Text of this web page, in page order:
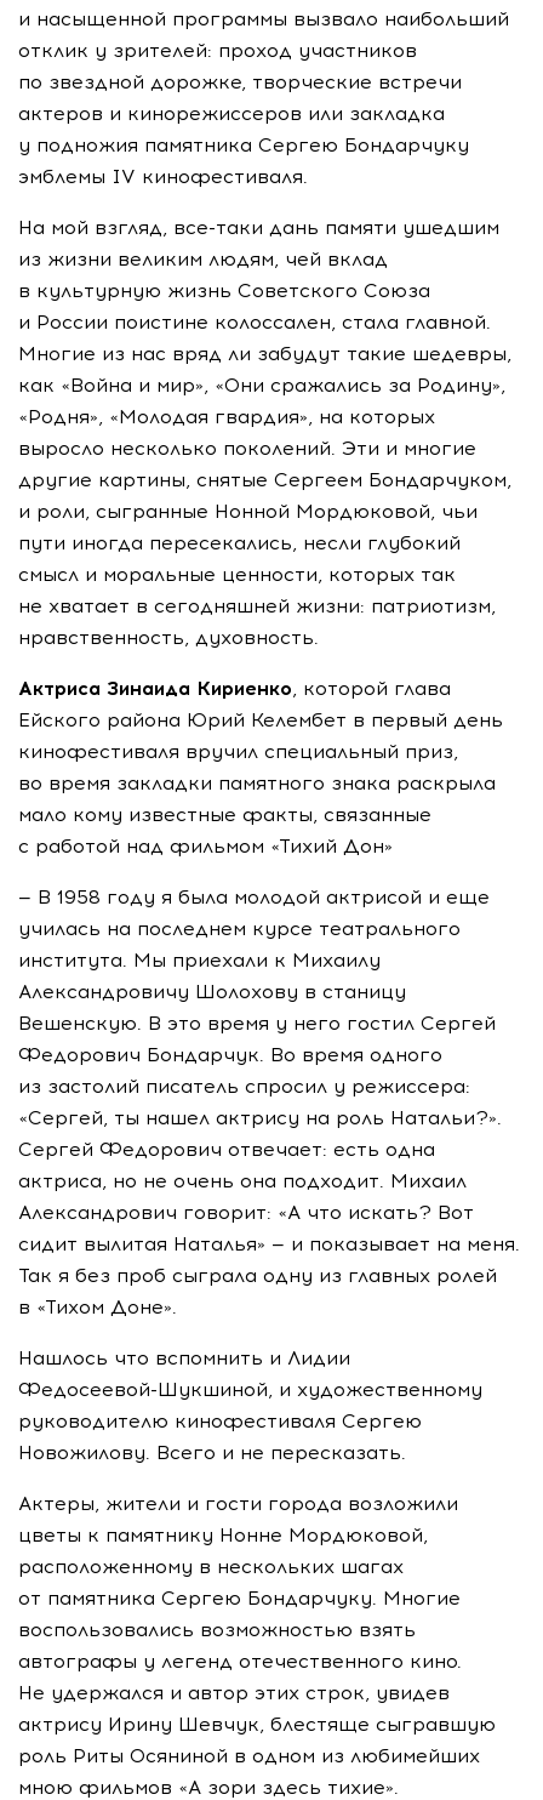
и насыщенной программы вызвало наибольший
отклик у зрителей: проход участников
по звездной дорожке, творческие встречи
актеров и кинорежиссеров или закладка
у подножия памятника Сергею Бондарчуку
эмблемы IV кинофестиваля.
На мой взгляд, все-таки дань памяти ушедшим
из жизни великим людям, чей вклад
в культурную жизнь Советского Союза
и России поистине колоссален, стала главной.
Многие из нас вряд ли забудут такие шедевры,
как «Война и мир», «Они сражались за Родину»,
«Родня», «Молодая гвардия», на которых
выросло несколько поколений. Эти и многие
другие картины, снятые Сергеем Бондарчуком,
и роли, сыгранные Нонной Мордюковой, чьи
пути иногда пересекались, несли глубокий
смысл и моральные ценности, которых так
не хватает в сегодняшней жизни: патриотизм,
нравственность, духовность.
Актриса Зинаида Кириенко, которой глава
Ейского района Юрий Келембет в первый день
кинофестиваля вручил специальный приз,
во время закладки памятного знака раскрыла
мало кому известные факты, связанные
с работой над фильмом «Тихий Дон»
— В 1958 году я была молодой актрисой и еще
училась на последнем курсе театрального
института. Мы приехали к Михаилу
Александровичу Шолохову в станицу
Вешенскую. В это время у него гостил Сергей
Федорович Бондарчук. Во время одного
из застолий писатель спросил у режиссера:
«Сергей, ты нашел актрису на роль Натальи?».
Сергей Федорович отвечает: есть одна
актриса, но не очень она подходит. Михаил
Александрович говорит: «А что искать? Вот
сидит вылитая Наталья» — и показывает на меня.
Так я без проб сыграла одну из главных ролей
в «Тихом Доне».
Нашлось что вспомнить и Лидии
Федосеевой-Шукшиной, и художественному
руководителю кинофестиваля Сергею
Новожилову. Всего и не пересказать.
Актеры, жители и гости города возложили
цветы к памятнику Нонне Мордюковой,
расположенному в нескольких шагах
от памятника Сергею Бондарчуку. Многие
воспользовались возможностью взять
автографы у легенд отечественного кино.
Не удержался и автор этих строк, увидев
актрису Ирину Шевчук, блестяще сыгравшую
роль Риты Осяниной в одном из любимейших
мною фильмов «А зори здесь тихие».